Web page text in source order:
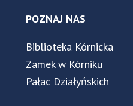
POZNAJ NAS
Biblioteka Kórnicka
Zamek w Kórniku
Pałac Działyńskich